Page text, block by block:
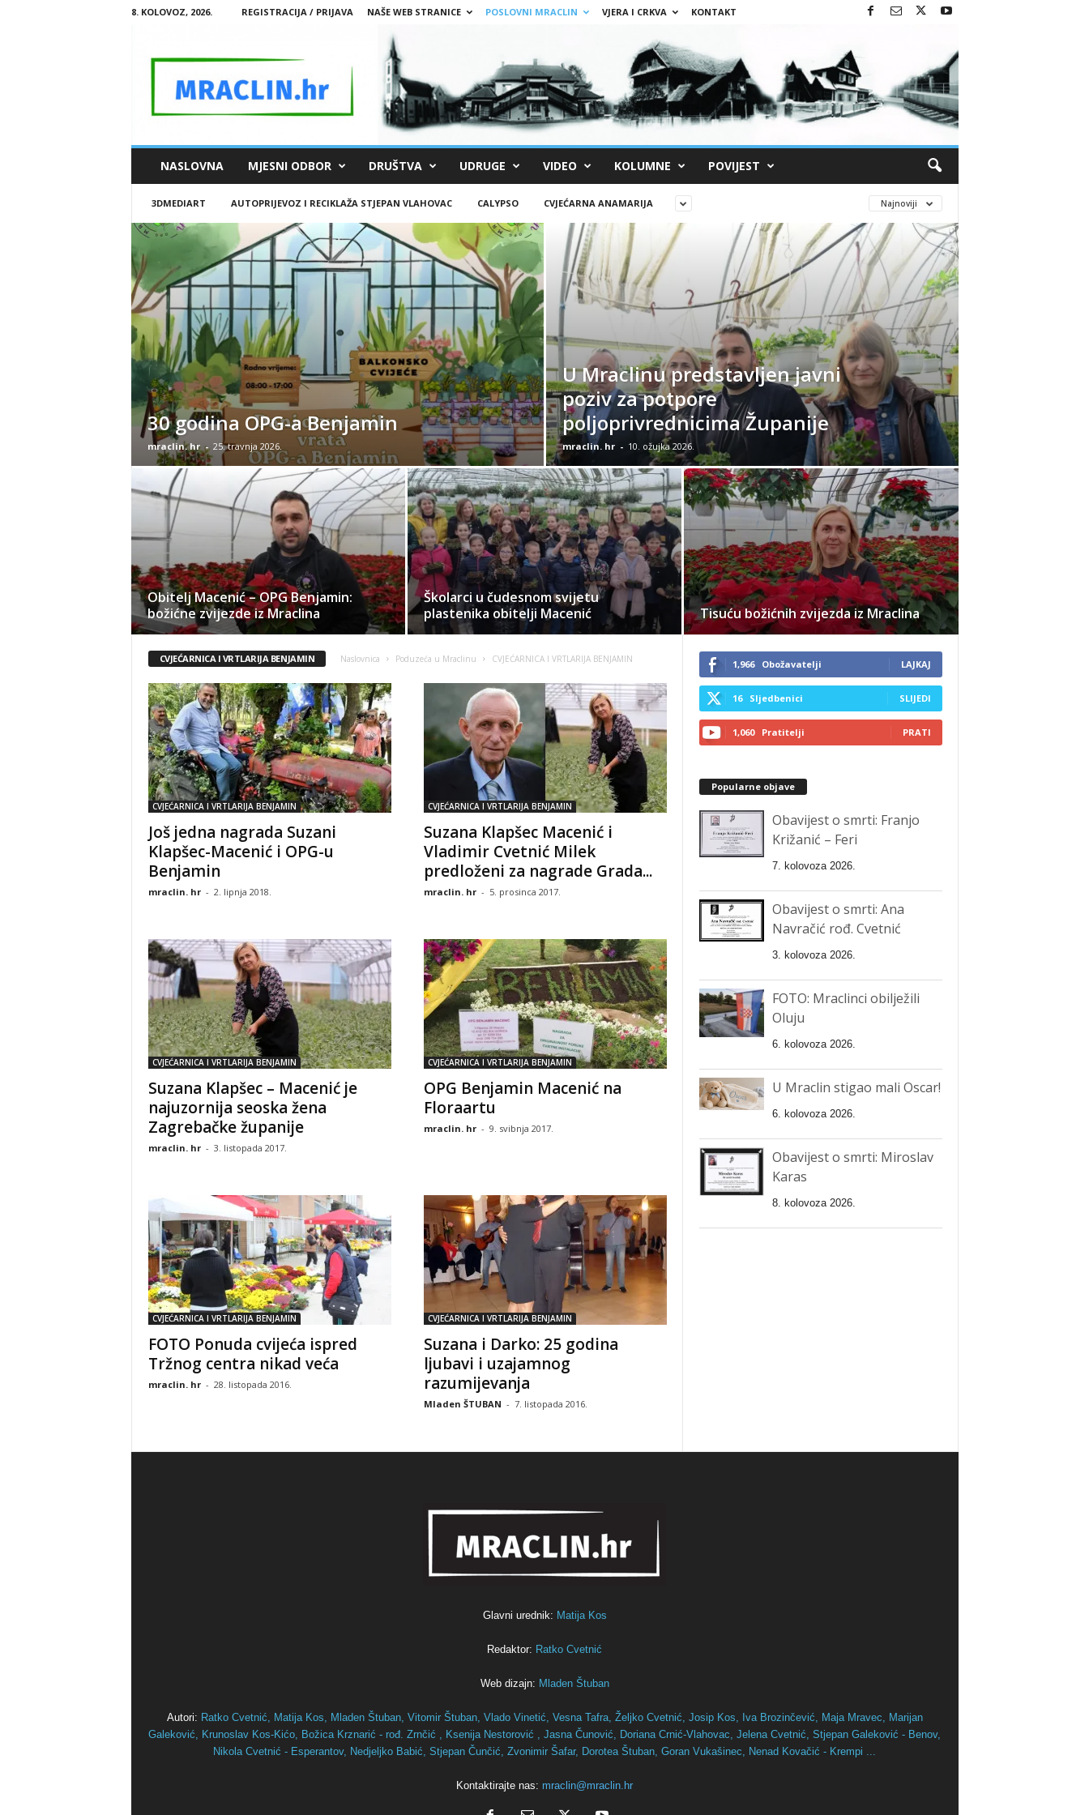
8. KOLOVOZ, 2026. REGISTRACIJA / PRIJAVA NAŠE WEB STRANICE POSLOVNI MRACLIN VJERA I CRKVA KONTAKT
M
A
L
N
H
R
NASLOVNA MJESNI ODBOR DRUŠTVA UDRUGE VIDEO KOLUMNE POVIJEST
3DMEDIART AUTOPRIJEVOZ I RECIKLAŽA STJEPAN VLAHOVAC CALYPSO CVJEĆARNA ANAMARIJA Najnoviji
30 godina OPG-a Benjamin
mraclin. hr - 25. travnja 2026.
U Mraclinu predstavljen javni
poziv za potpore
poljoprivrednicima Županije
mraclin. hr - 10. ožujka 2026.
Obitelj Macenić – OPG Benjamin:
božićne zvijezde iz Mraclina
Školarci u čudesnom svijetu
plastenika obitelji Macenić
Tisuću božićnih zvijezda iz Mraclina
CVJEĆARNICA I VRTLARIJA BENJAMIN Naslovnica Poduzeća u Mraclinu CVJEĆARNICA I VRTLARIJA BENJAMIN
CVJEĆARNICA I VRTLARIJA BENJAMIN
Još jedna nagrada Suzani
Klapšec-Macenić i OPG-u
Benjamin
mraclin. hr - 2. lipnja 2018.
CVJEĆARNICA I VRTLARIJA BENJAMIN
Suzana Klapšec Macenić i
Vladimir Cvetnić Milek
predloženi za nagrade Grada...
mraclin. hr - 5. prosinca 2017.
CVJEĆARNICA I VRTLARIJA BENJAMIN
Suzana Klapšec – Macenić je
najuzornija seoska žena
Zagrebačke županije
mraclin. hr - 3. listopada 2017.
CVJEĆARNICA I VRTLARIJA BENJAMIN
OPG Benjamin Macenić na
Floraartu
mraclin. hr - 9. svibnja 2017.
CVJEĆARNICA I VRTLARIJA BENJAMIN
FOTO Ponuda cvijeća ispred
Tržnog centra nikad veća
mraclin. hr - 28. listopada 2016.
CVJEĆARNICA I VRTLARIJA BENJAMIN
Suzana i Darko: 25 godina
ljubavi i uzajamnog
razumijevanja
Mladen ŠTUBAN - 7. listopada 2016.
1,966 Obožavatelji LAJKAJ
16 Sljedbenici SLIJEDI
1,060 Pratitelji PRATI
Popularne objave
Obavijest o smrti: Franjo
Križanić – Feri
7. kolovoza 2026.
Obavijest o smrti: Ana
Navračić rođ. Cvetnić
3. kolovoza 2026.
FOTO: Mraclinci obilježili
Oluju
6. kolovoza 2026.
U Mraclin stigao mali Oscar!
6. kolovoza 2026.
Obavijest o smrti: Miroslav
Karas
8. kolovoza 2026.
Glavni urednik: Matija Kos
Redaktor: Ratko Cvetnić
Web dizajn: Mladen Štuban
Autori: Ratko Cvetnić, Matija Kos, Mladen Štuban, Vitomir Štuban, Vlado Vinetić, Vesna Tafra, Željko Cvetnić, Josip Kos, Iva Brozinčević, Maja Mravec, Marijan
Galeković,
Krunoslav Kos-Kićo, Božica Krznarić - rođ. Zrnčić , Ksenija Nestorović , Jasna Čunović, Doriana Crnić-Vlahovac, Jelena Cvetnić, Stjepan Galeković - Benov,
Nikola Cvetnić - Esperantov, Nedjeljko Babić, Stjepan Čunčić, Zvonimir Šafar, Dorotea Štuban, Goran Vukašinec, Nenad Kovačić - Krempi ...
Kontaktirajte nas: mraclin@mraclin.hr